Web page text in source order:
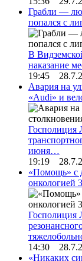
Грабли —
попался с
В
наказание
19:45
Авария на
«Audi» и
Госполиция
июня…
19:19
«Помощь» с
онкологией
Госполиция
14:30
«Никаких